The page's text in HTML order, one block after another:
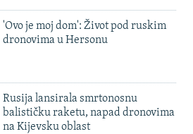
'Ovo je moj dom': Život pod ruskim
dronovima u Hersonu
Rusija lansirala smrtonosnu
balističku raketu, napad dronovima
na Kijevsku oblast